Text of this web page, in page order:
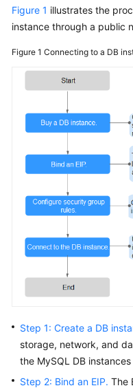
Best
Practices
Performance
White
Paper
Reference
FAQs
Troubleshooting
Videos
More
Documents
Figure 1 illustrates the
instance through a public
Figure 1 Connecting to a DB
Step 1: Create a DB
storage, network, and
the MySQL DB
Step 2: Bind an EIP. The